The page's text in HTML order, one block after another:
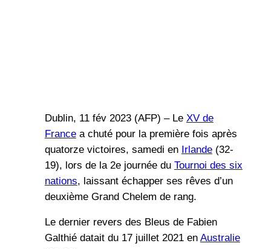
Dublin, 11 fév 2023 (AFP) – Le XV de
Francea chuté pour la première fois après
quatorze victoires, samedi en Irlande(32-
19), lors de la 2e journée du Tournoi des six
nations, laissant échapper ses rêves d’un
deuxième Grand Chelem de rang.
Le dernier revers des Bleus de Fabien
Galthié datait du 17 juillet 2021 en Australie